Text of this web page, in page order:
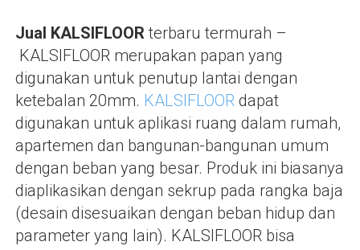
Jual KALSIFLOOR terbaru termurah –
KALSIFLOOR merupakan papan yang
digunakan untuk penutup lantai dengan
ketebalan 20mm. KALSIFLOOR dapat
digunakan untuk aplikasi ruang dalam rumah,
apartemen dan bangunan-bangunan umum
dengan beban yang besar. Produk ini biasanya
diaplikasikan dengan sekrup pada rangka baja
(desain disesuaikan dengan beban hidup dan
parameter yang lain). KALSIFLOOR bisa